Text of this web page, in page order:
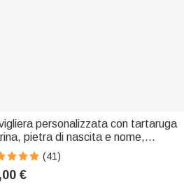
personalizzata con tartaruga
pietra di nascita e nome,
per chi ama andare in spiaggia
di compleanno per donne
(41)
€